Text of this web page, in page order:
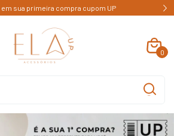
em sua primeira compra cupom UP
0